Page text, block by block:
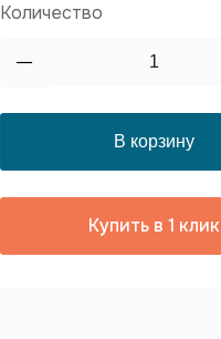
Количество
Купить в 1 клик